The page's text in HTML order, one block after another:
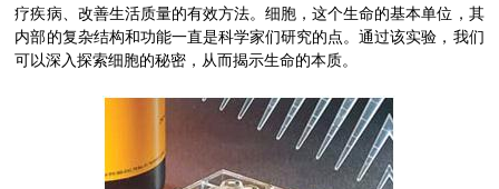
疗疾病、改善生活质量的有效方法。细胞，这个生命的基本单位，其
内部的复杂结构和功能一直是科学家们研究的点。通过该实验，我们
可以深入探索细胞的秘密，从而揭示生命的本质。